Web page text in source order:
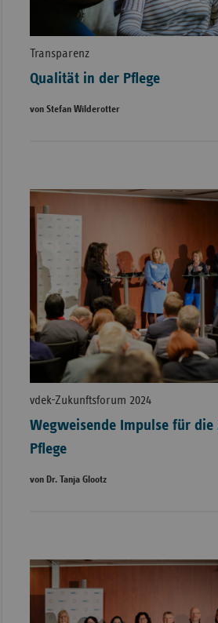
Transparenz
Qualität in der Pflege
von Stefan Wilderotter
vdek-Zukunftsforum 2024
Wegweisende Impulse für
Pflege
von Dr. Tanja Glootz